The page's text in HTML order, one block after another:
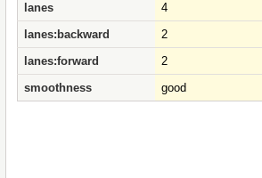
lanes
4
lanes:backward
2
lanes:forward
2
smoothness
good